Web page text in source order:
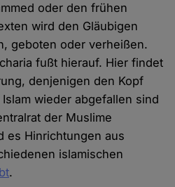
oder den frühen
wird den Gläubigen
geboten oder verheißen.
fußt hierauf. Hier findet
denjenigen den Kopf
wieder abgefallen sind
der Muslime
es Hinrichtungen aus
islamischen
.